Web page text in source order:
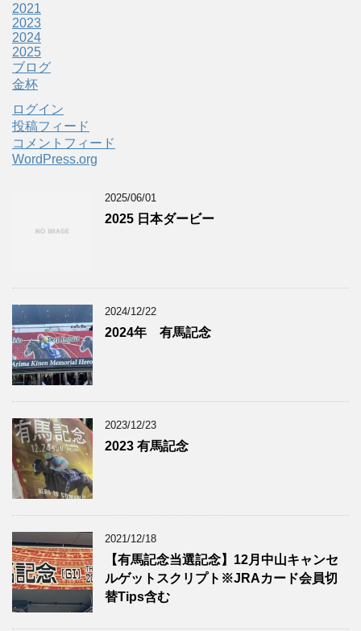
2021
2023
2024
2025
ブログ
金杯
ログイン
投稿フィード
コメントフィード
WordPress.org
2025/06/01
2025 日本ダービー
2024/12/22
2024年 有馬記念
2023/12/23
2023 有馬記念
2021/12/18
【有馬記念当選記念】12月中山キャンセ
ルゲットスクリプト※JRAカード会員切
替Tips含む